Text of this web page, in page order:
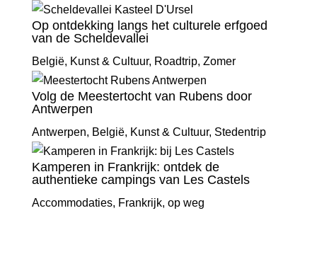
Op ontdekking langs het culturele erfgoed
van de Scheldevallei
België, Kunst & Cultuur, Roadtrip, Zomer
Volg de Meestertocht van Rubens door
Antwerpen
Antwerpen, België, Kunst & Cultuur, Stedentrip
Kamperen in Frankrijk: ontdek de
authentieke campings van Les Castels
Accommodaties, Frankrijk, op weg